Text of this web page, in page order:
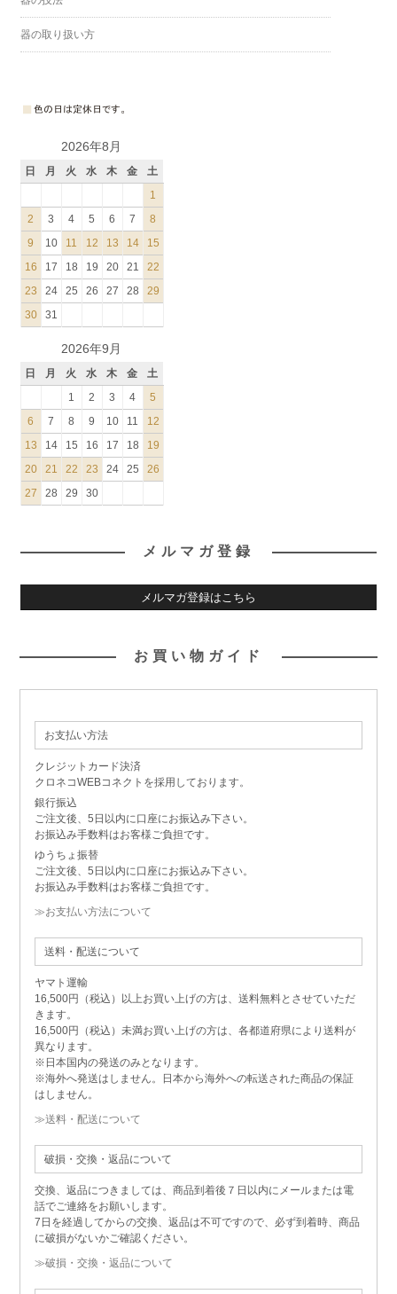
器の取り扱い方
2026年8月
日 月 火 水 木 金
土
1
2
3 4 5 6 7
8
9
10 11 12 13 14
15
16
17 18 19 20 21
22
23
24 25 26 27 28
29
30
31
2026年9月
日 月 火 水 木 金
土
1
2 3 4
5
6
7 8 9 10 11
12
13
14 15 16 17 18
19
20
21 22 23 24 25
26
27
28 29 30
メルマガ登録
メルマガ登録はこちら
お買い物ガイド
お支払い方法
クレジットカード決済
クロネコWEBコネクトを採用しております。
銀行振込
ご注文後、5日以内に口座にお振込み下さい。
お振込み手数料はお客様ご負担です。
ゆうちょ振替
ご注文後、5日以内に口座にお振込み下さい。
お振込み手数料はお客様ご負担です。
≫お支払い方法について
送料・配送について
ヤマト運輸
16,500円（税込）以上お買い上げの方は、送料無料とさせていただ
きます。
16,500円（税込）未満お買い上げの方は、各都道府県により送料が
異なります。
※日本国内の発送のみとなります。
※海外へ発送はしません。日本から海外への転送された商品の保証
はしません。
≫送料・配送について
破損・交換・返品について
交換、返品につきましては、商品到着後７日以内にメールまたは電
話でご連絡をお願いします。
7日を経過してからの交換、返品は不可ですので、必ず到着時、商品
に破損がないかご確認ください。
≫破損・交換・返品について